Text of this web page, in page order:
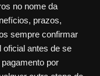
no nome da
prazos,
sempre confirmar
oficial antes de se
por